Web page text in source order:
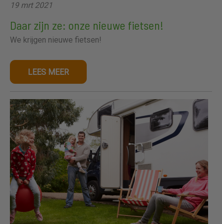
19 mrt 2021
Daar zijn ze: onze nieuwe fietsen!
We krijgen nieuwe fietsen!
LEES MEER